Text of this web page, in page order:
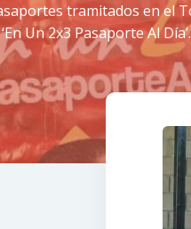
tramitados en el
Un 2x3 Pasaporte Al